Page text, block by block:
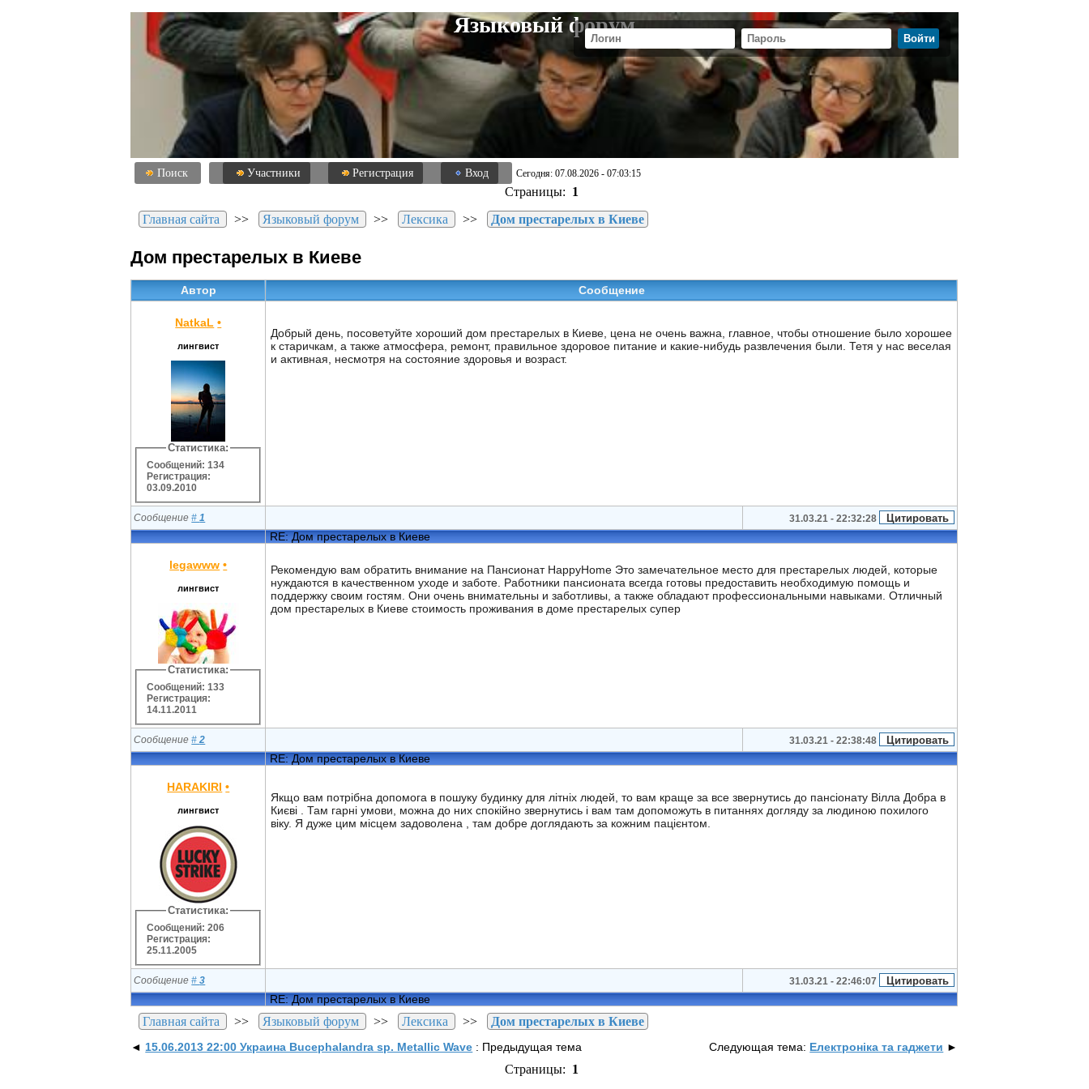
Языковый форум
Поиск Участники Регистрация Вход Сегодня: 07.08.2026 - 07:03:15
Страницы: 1
Главная сайта
>> Языковый форум >> Лексика >> Дом престарелых в Киеве
Дом престарелых в Киеве
Автор Сообщение
NatkaL •
лингвист
Статистика:
Сообщений: 134
Регистрация:
03.09.2010
Добрый день, посоветуйте хороший дом престарелых в Киеве, цена не очень важна, главное, чтобы отношение было хорошее
к старичкам, а также атмосфера, ремонт, правильное здоровое питание и какие-нибудь развлечения были. Тетя у нас веселая
и активная, несмотря на состояние здоровья и возраст.
Сообщение#1 31.03.21 - 22:32:28
RE: Дом престарелых в Киеве
legawww •
лингвист
Статистика:
Сообщений: 133
Регистрация:
14.11.2011
Рекомендую вам обратить внимание на Пансионат HappyHome Это замечательное место для престарелых людей, которые
нуждаются в качественном уходе и заботе. Работники пансионата всегда готовы предоставить необходимую помощь и
поддержку своим гостям. Они очень внимательны и заботливы, а также обладают профессиональными навыками. Отличный
дом престарелых в Киеве стоимость проживания в доме престарелых супер
Сообщение#2 31.03.21 - 22:38:48
RE: Дом престарелых в Киеве
HARAKIRI •
лингвист
Статистика:
Сообщений: 206
Регистрация:
25.11.2005
Якщо вам потрібна допомога в пошуку будинку для літніх людей, то вам краще за все звернутись до пансіонату Вілла Добра в
Києві . Там гарні умови, можна до них спокійно звернутись і вам там допоможуть в питаннях догляду за людиною похилого
віку. Я дуже цим місцем задоволена , там добре доглядають за кожним пацієнтом.
Сообщение#3 31.03.21 - 22:46:07
RE: Дом престарелых в Киеве
Главная сайта >> Языковый форум >> Лексика >> Дом престарелых в Киеве
◄15.06.2013 22:00 Украина Bucephalandra sp. Metallic Wave : Предыдущая тема Следующая тема: Електроніка та гаджети ►
Страницы: 1